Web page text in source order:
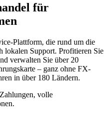
für
Plattform, die rund um die
lokalen Support. Profitieren Sie
verwalten Sie über 20
– ganz ohne FX-
in über 180 Ländern.
volle